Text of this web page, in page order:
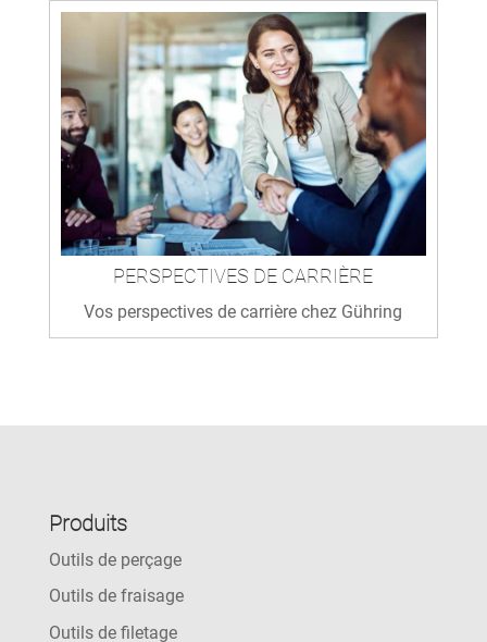
PERSPECTIVES DE CARRIÈRE
Vos perspectives de carrière chez Gühring
Produits
Outils de perçage
Outils de fraisage
Outils de filetage